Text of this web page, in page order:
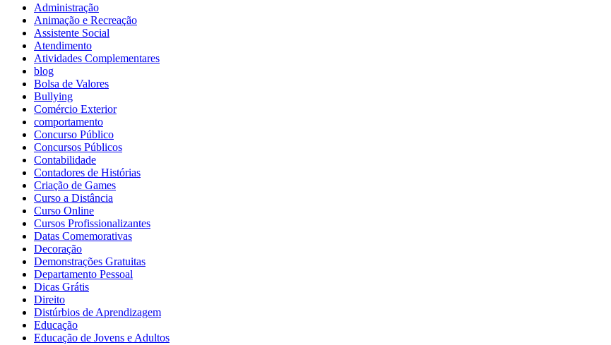
Administração
Animação e Recreação
Assistente Social
Atendimento
Atividades Complementares
blog
Bolsa de Valores
Bullying
Comércio Exterior
comportamento
Concurso Público
Concursos Públicos
Contabilidade
Contadores de Histórias
Criação de Games
Curso a Distância
Curso Online
Cursos Profissionalizantes
Datas Comemorativas
Decoração
Demonstrações Gratuitas
Departamento Pessoal
Dicas Grátis
Direito
Distúrbios de Aprendizagem
Educação
Educação de Jovens e Adultos